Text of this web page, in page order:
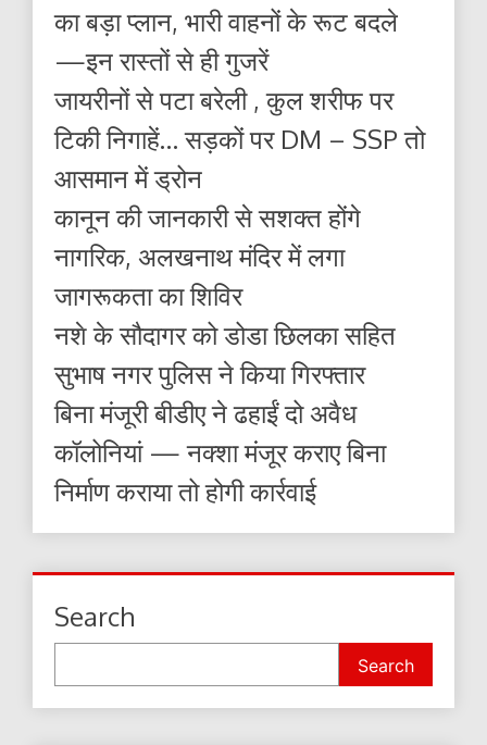
का बड़ा प्लान, भारी वाहनों के रूट बदले
—इन रास्तों से ही गुजरें
जायरीनों से पटा बरेली , कुल शरीफ पर
टिकी निगाहें… सड़कों पर DM – SSP तो
आसमान में ड्रोन
कानून की जानकारी से सशक्त होंगे
नागरिक, अलखनाथ मंदिर में लगा
जागरूकता का शिविर
नशे के सौदागर को डोडा छिलका सहित
सुभाष नगर पुलिस ने किया गिरफ्तार
बिना मंजूरी बीडीए ने ढहाईं दो अवैध
कॉलोनियां — नक्शा मंजूर कराए बिना
निर्माण कराया तो होगी कार्रवाई
Search
Search